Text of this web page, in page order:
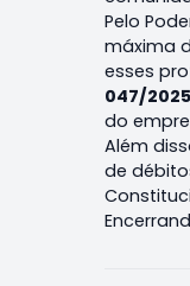
Pelo
máxima
esses
047/2025
do
Além
de